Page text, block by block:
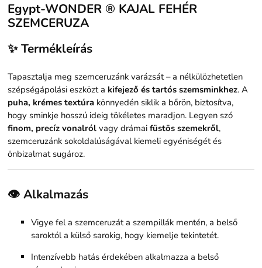
Egypt-WONDER ® KAJAL FEHÉR
SZEMCERUZA
✨ Termékleírás
Tapasztalja meg szemceruzánk varázsát – a nélkülözhetetlen
szépségápolási eszközt a kifejező és tartós szemsminkhez. A
puha, krémes textúra könnyedén siklik a bőrön, biztosítva,
hogy sminkje hosszú ideig tökéletes maradjon. Legyen szó
finom, precíz vonalról vagy drámaifüstös szemekről,
szemceruzánk sokoldalúságával kiemeli egyéniségét és
önbizalmat sugároz.
👁 Alkalmazás
Vigye fel a szemceruzát a szempillák mentén, a belső
saroktól a külső sarokig, hogy kiemelje tekintetét.
Intenzívebb hatás érdekében alkalmazza a belső